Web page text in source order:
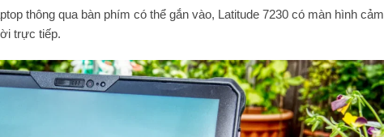
thông qua bàn phím có thể gắn vào, Latitude 7230 có màn hình cảm
trực tiếp.